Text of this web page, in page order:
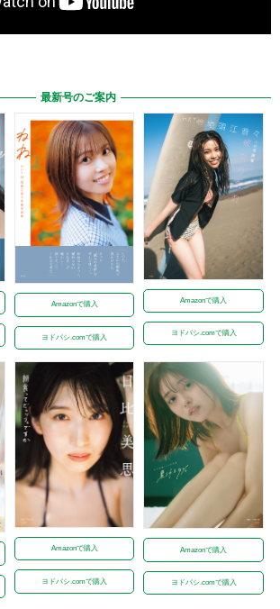
最新号のご案内
Amazonで購入
ヨドバシ.comで購入
Amazonで購入
ヨドバシ.comで購入
Amazonで購入
ヨドバシ.comで購入
Amazonで購入
ヨドバシ.comで購入